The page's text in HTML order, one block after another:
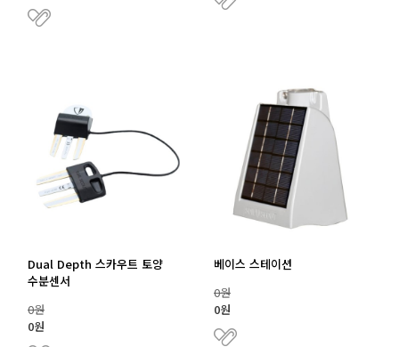
Dual Depth 스카우트 토양
수분센서
0원
0원
베이스 스테이션
0원
0원